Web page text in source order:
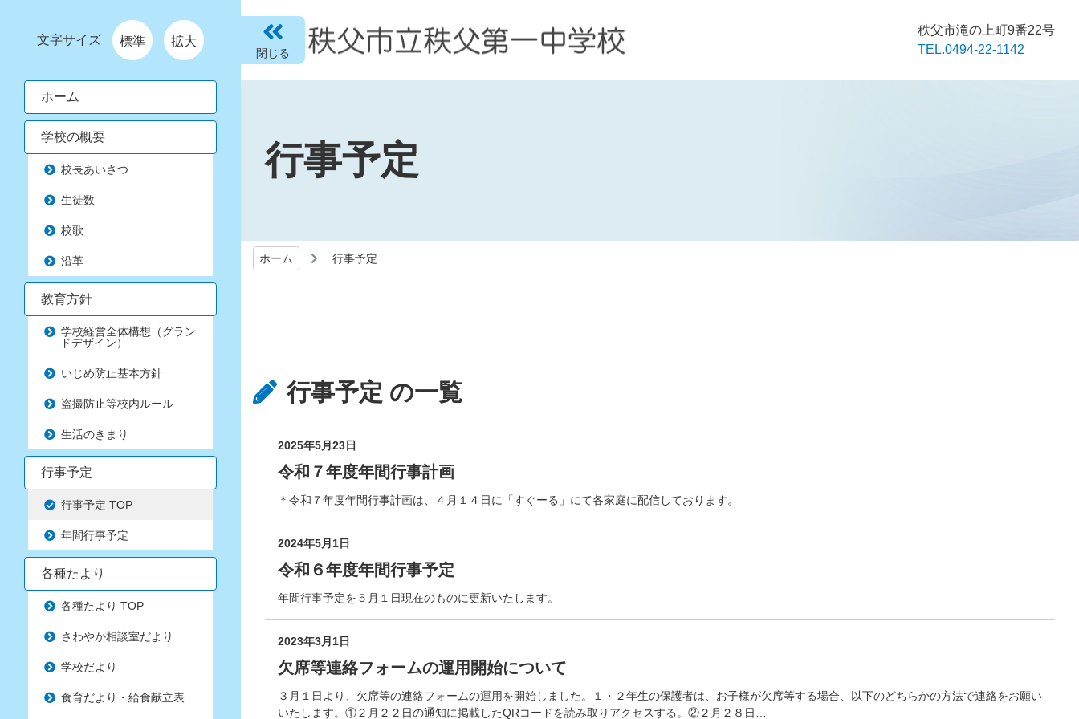
秩父市滝の上町9番22号
TEL.0494-22-1142
行事予定
ホーム 行事予定
行事予定 の一覧
2025年5月23日
令和７年度年間行事計画
＊令和７年度年間行事計画は、４月１４日に「すぐーる」にて各家庭に配信しております。
2024年5月1日
令和６年度年間行事予定
年間行事予定を５月１日現在のものに更新いたします。
2023年3月1日
欠席等連絡フォームの運用開始について
３月１日より、欠席等の連絡フォームの運用を開始しました。１・２年生の保護者は、お子様が欠席等する場合、以下のどちらかの方法で連絡をお願い
いたします。①２月２２日の通知に掲載したQRコードを読み取りアクセスする。②２月２８日…
文字サイズ 標準 拡大
ホーム
学校の概要
校長あいさつ
生徒数
校歌
沿革
教育方針
学校経営全体構想（グラン
ドデザイン）
いじめ防止基本方針
盗撮防止等校内ルール
生活のきまり
行事予定
行事予定 TOP
年間行事予定
各種たより
各種たより TOP
さわやか相談室だより
学校だより
食育だより・給食献立表